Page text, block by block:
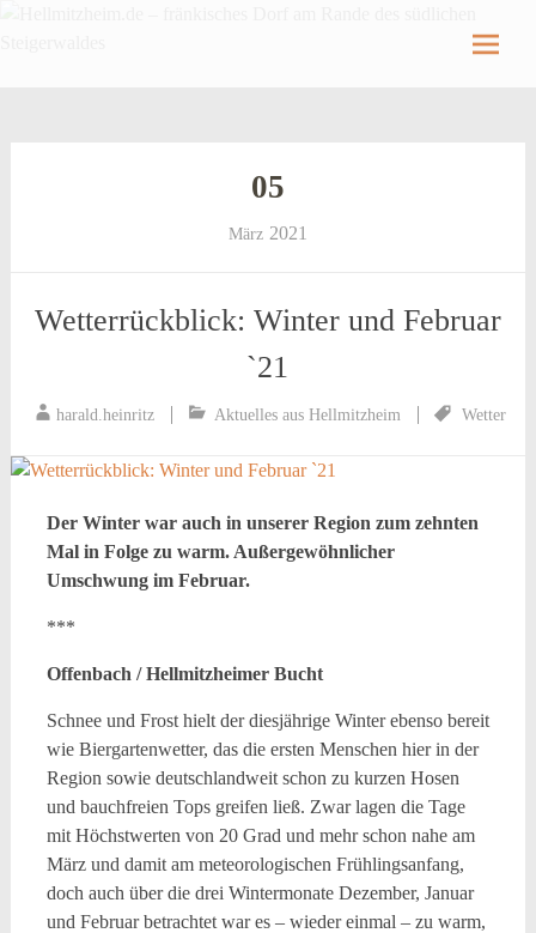
Hellmitzheim.de – fränkisches Dorf am Rande
05
März 2021
Wetterrückblick: Winter und Februar
`21
harald.heinritz Aktuelles aus Hellmitzheim Wetter
Der Winter war auch in unserer Region zum zehnten
Mal in Folge zu warm. Außergewöhnlicher
Umschwung im Februar.
***
Offenbach / Hellmitzheimer Bucht
Schnee und Frost hielt der diesjährige Winter ebenso bereit
wie Biergartenwetter, das die ersten Menschen hier in der
Region sowie deutschlandweit schon zu kurzen Hosen
und bauchfreien Tops greifen ließ. Zwar lagen die Tage
mit Höchstwerten von 20 Grad und mehr schon nahe am
März und damit am meteorologischen Frühlingsanfang,
doch auch über die drei Wintermonate Dezember, Januar
und Februar betrachtet war es – wieder einmal – zu warm,